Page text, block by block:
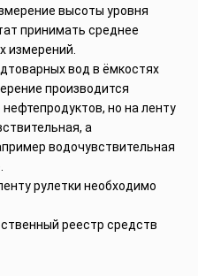
высоты уровня
принимать среднее
измерений.
вод в ёмкостях
производится
но на ленту
а
водочувствительная
рулетки необходимо
реестр средств